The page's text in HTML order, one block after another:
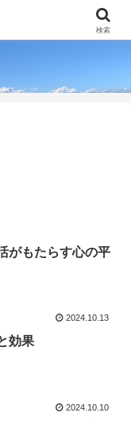
自由に笑う。"
がもたらす心の平
2024.10.13
効果
2024.10.10
検索